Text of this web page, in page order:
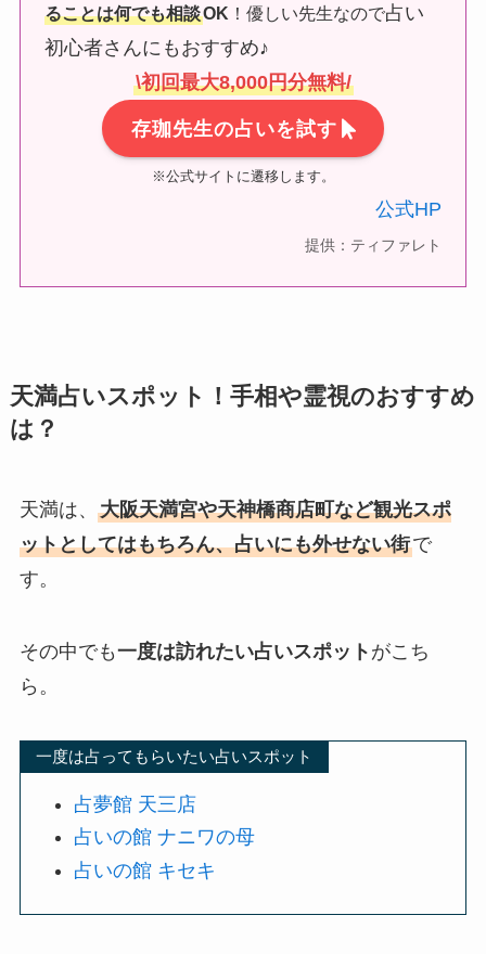
ることは何でも相談OK ！優しい先生なので占い
初心者さんにもおすすめ♪
\初回最大8,000円分無料/
存珈先生の占いを試す
※公式サイトに遷移します。
公式HP
提供：ティファレト
天満占いスポット！手相や霊視のおすすめ
は？
天満は、 大阪天満宮や天神橋商店町など観光スポ
ットとしてはもちろん、占いにも外せない街で
す。
その中でも一度は訪れたい占いスポット がこち
ら。
一度は占ってもらいたい占いスポット
占夢館 天三店
占いの館 ナニワの母
占いの館 キセキ